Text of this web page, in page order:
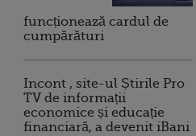
funcționează cardul de
cumpărături
Incont , site-ul Știrile Pro
TV de informații
economice și educație
financiară, a devenit iBani